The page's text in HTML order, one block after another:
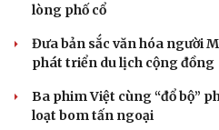
Sân khấu - Điện ảnh
Văn học
lòng phố cổ
Đưa bản sắc văn hóa người
phát triển du lịch cộng đồng
Ba phim Việt cùng “đổ bộ”
loạt bom tấn ngoại